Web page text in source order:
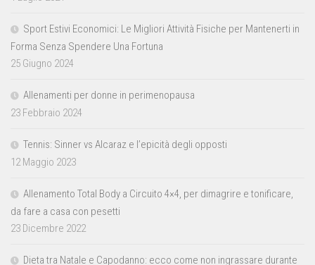
Sport Estivi Economici: Le Migliori Attività Fisiche per Mantenerti in
Forma Senza Spendere Una Fortuna
25 Giugno 2024
Allenamenti per donne in perimenopausa
23 Febbraio 2024
Tennis: Sinner vs Alcaraz e l’epicità degli opposti
12 Maggio 2023
Allenamento Total Body a Circuito 4×4, per dimagrire e tonificare,
da fare a casa con pesetti
23 Dicembre 2022
Dieta tra Natale e Capodanno: ecco come non ingrassare durante